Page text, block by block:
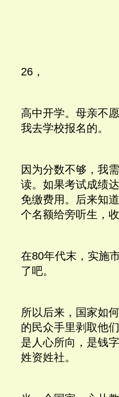
26，
高中开学。母亲不
我去学校报名的。
因为分数不够，我
读。如果考试成绩
免缴费用。后来知
个名额给旁听生，收
在80年代末，实施
了吧。
所以后来，国家如
的民众手里剥取他
是人心所向，是钱
姓资姓社。